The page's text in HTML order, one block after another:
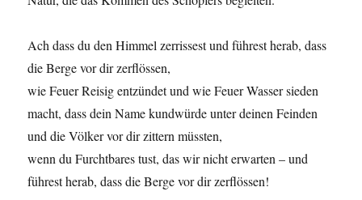
Ach dass du den Himmel zerrissest und führest herab, dass
die Berge vor dir zerflössen,
wie Feuer Reisig entzündet und wie Feuer Wasser sieden
macht, dass dein Name kundwürde unter deinen Feinden
und die Völker vor dir zittern müssten,
wenn du Furchtbares tust, das wir nicht erwarten – und
führest herab, dass die Berge vor dir zerflössen!